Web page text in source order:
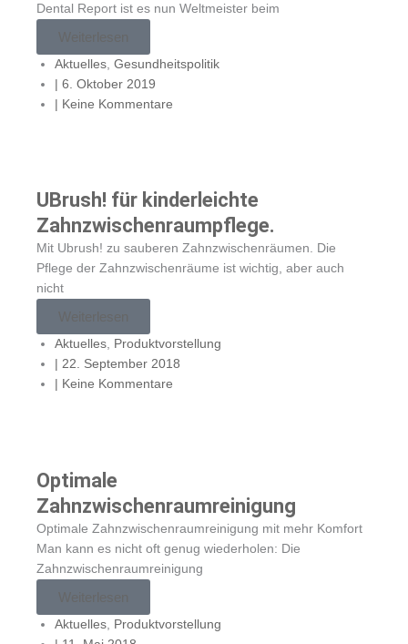
Dental Report ist es nun Weltmeister beim
Weiterlesen
Aktuelles Gesundheitspolitik
| 6. Oktober 2019
| Keine Kommentare
UBrush! für kinderleichte
Zahnzwischenraumpflege.
Mit Ubrush! zu sauberen Zahnzwischenräumen. Die
Pflege der Zahnzwischenräume ist wichtig, aber auch
nicht
Weiterlesen
Aktuelles, Produktvorstellung
22. September 2018
Keine Kommentare
Optimale
Zahnzwischenraumreinigung
Optimale Zahnzwischenraumreinigung mit mehr Komfort
Man kann es nicht oft genug wiederholen: Die
Zahnzwischenraumreinigung
Weiterlesen
Aktuelles Produktvorstellung